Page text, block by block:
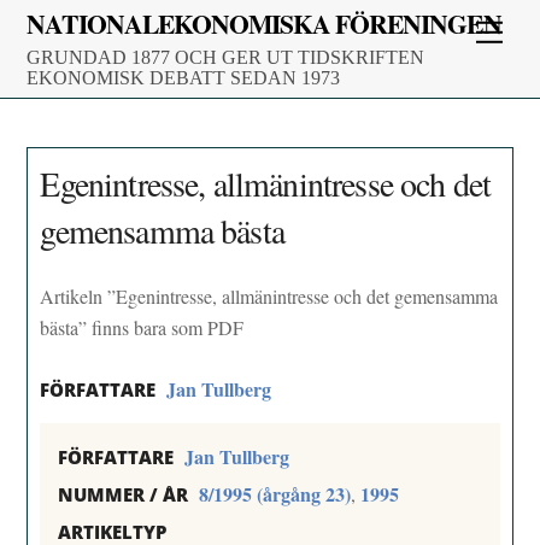
Skip
content
NATIONALEKONOMISKA FÖRENINGEN
GRUNDAD 1877 OCH GER UT TIDSKRIFTEN
EKONOMISK DEBATT SEDAN 1973
Egenintresse, allmänintresse och det
gemensamma bästa
Artikeln ”Egenintresse, allmänintresse och det gemensamma
bästa” finns bara som PDF
FÖRFATTARE Jan Tullberg
FÖRFATTARE Jan Tullberg
NUMMER / ÅR 8/1995 (årgång 23), 1995
ARTIKELTYP